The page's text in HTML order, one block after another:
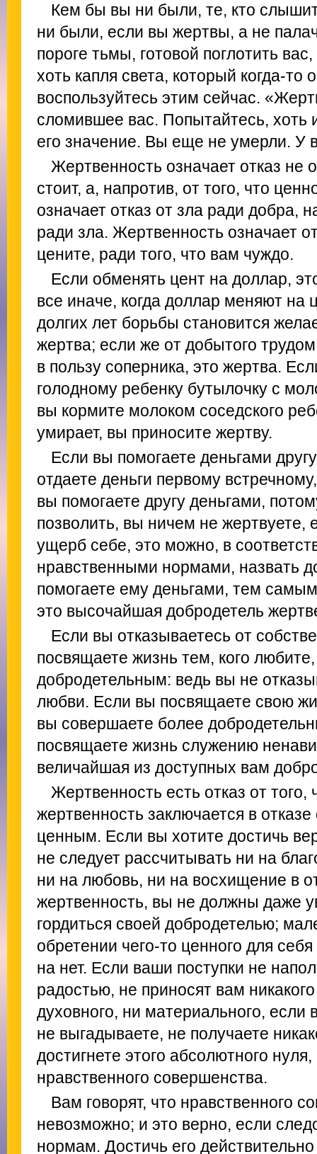
Кем бы вы ни были, те, кто
ни были, если вы жертвы, а не
пороге тьмы, готовой поглотить
хоть капля света, который когда-то
воспользуйтесь этим сейчас.
сломившее вас. Попытайтесь, хоть
его значение. Вы еще не умерли. У
Жертвенность означает отказ не
стоит, а, напротив, от того, что
означает отказ от зла ради добра,
ради зла. Жертвенность означает
цените, ради того, что вам чуждо.
Если обменять цент на доллар,
все иначе, когда доллар меняют на
долгих лет борьбы становится
жертва; если же от добытого
в пользу соперника, это жертва.
голодному ребенку бутылочку с
вы кормите молоком соседского
умирает, вы приносите жертву.
Если вы помогаете деньгами
отдаете деньги первому
вы помогаете другу деньгами,
позволить, вы ничем не жертвуете,
ущерб себе, это можно, в
нравственными нормами, назвать
помогаете ему деньгами, тем
это высочайшая добродетель
Если вы отказываетесь от
посвящаете жизнь тем, кого
добродетельным: ведь вы не
любви. Если вы посвящаете свою
вы совершаете более
посвящаете жизнь служению
величайшая из доступных вам
Жертвенность есть отказ от
жертвенность заключается в
ценным. Если вы хотите достичь
не следует рассчитывать ни на
ни на любовь, ни на восхищение в
жертвенность, вы не должны даже
гордиться своей добродетелью;
обретении чего-то ценного для
на нет. Если ваши поступки не
радостью, не приносят вам
духовного, ни материального, если
не выгадываете, не получаете
достигнете этого абсолютного
нравственного совершенства.
Вам говорят, что нравственного
невозможно; и это верно, если
нормам. Достичь его